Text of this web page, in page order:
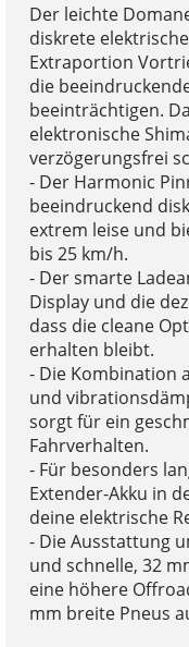
Der leichte
diskrete
Extraportion
die
beeinträchtigen.
elektronische
verzögerungsfrei
- Der Harmonic
beeindruckend
extrem leise und
bis 25 km/h.
- Der smarte
Display und die
dass die cleane
erhalten bleibt.
- Die Kombination
und
sorgt für ein
Fahrverhalten.
- Für besonders
Extender-Akku in
deine elektrische
- Die Ausstattung
und schnelle, 32
eine höhere
mm breite Pneus